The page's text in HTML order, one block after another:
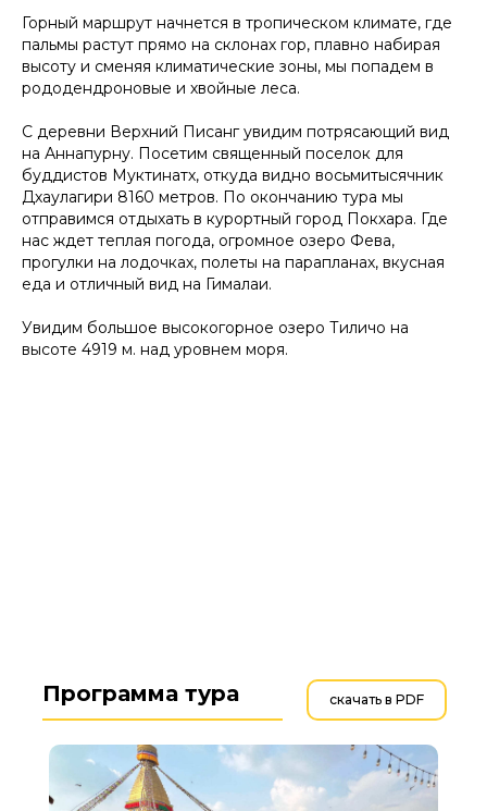
Горный маршрут начнется в тропическом климате, где
пальмы растут прямо на склонах гор, плавно набирая
высоту и сменяя климатические зоны, мы попадем в
рододендроновые и хвойные леса.
С деревни Верхний Писанг увидим потрясающий вид
на Аннапурну. Посетим священный поселок для
буддистов Муктинатх, откуда видно восьмитысячник
Дхаулагири 8160 метров. По окончанию тура мы
отправимся отдыхать в курортный город Покхара. Где
нас ждет теплая погода, огромное озеро Фева,
прогулки на лодочках, полеты на парапланах, вкусная
еда и отличный вид на Гималаи.
Увидим большое высокогорное озеро Тиличо на
высоте 4919 м. над уровнем моря.
Программа тура скачать в PDF